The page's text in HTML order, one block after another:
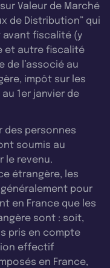
Valeur de Marché
de Distribution” qui
avant fiscalité (y
et autre fiscalité
de l’associé au
impôt sur les
1er janvier de
des personnes
soumis au
le revenu.
étrangère, les
pour
en France que les
sont : soit,
pris en compte
effectif
en France,